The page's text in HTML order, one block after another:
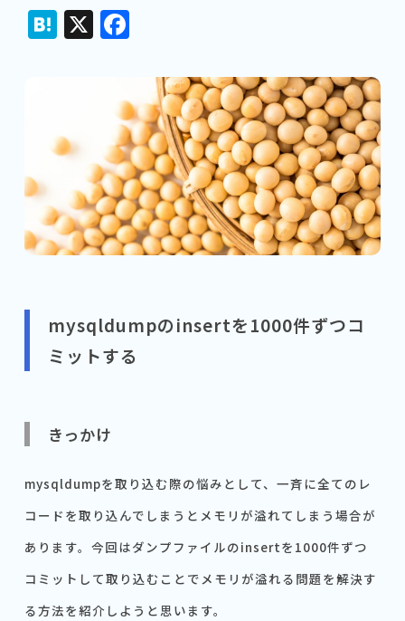
Hatena
X Facebook
mysqldumpのinsertを1000件ずつコ
ミットする
きっかけ
mysqldumpを取り込む際の悩みとして、一斉に全てのレ
コードを取り込んでしまうとメモリが溢れてしまう場合が
あります。今回はダンプファイルのinsertを1000件ずつ
コミットして取り込むことでメモリが溢れる問題を解決す
る方法を紹介しようと思います。